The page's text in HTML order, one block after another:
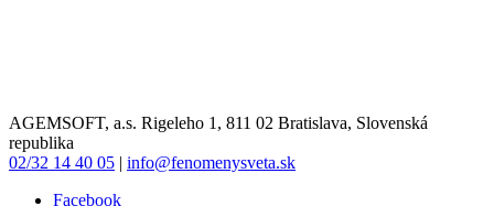
AGEMSOFT, a.s. Rigeleho 1, 811 02 Bratislava, Slovenská
republika
02/32 14 40 05 | info@fenomenysveta.sk
Facebook